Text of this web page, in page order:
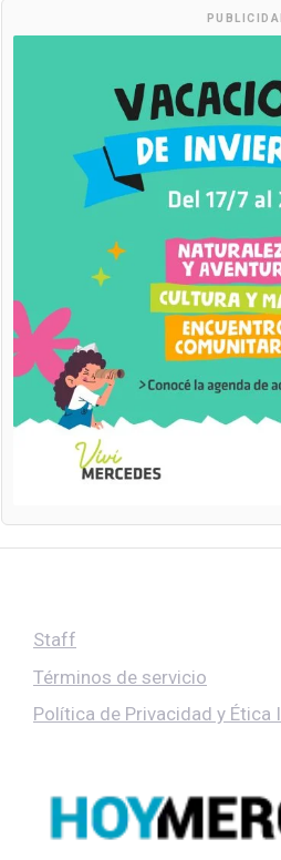
Staff
Términos de servicio
Política de Privacidad y Ética